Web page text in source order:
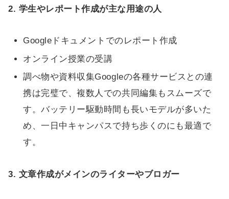
2. 学生やレポート作成が主な用途の人
Googleドキュメントでのレポート作成
オンライン授業の受講
調べ物や資料収集Googleの各種サービスとの連
携は完璧で、複数人での共同編集もスムーズで
す。バッテリー駆動時間も長いモデルが多いた
め、一日中キャンパスで持ち歩くのにも最適で
す。
3. 文章作成がメインのライターやブロガー